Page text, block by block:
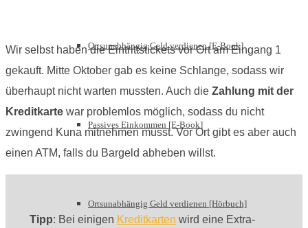
Ortsunabhängig Geld verdienen [E-Book]
Passives Einkommen [E-Book]
Ortsunabhängig Geld verdienen [Hörbuch]
Wir selbst haben die Eintrittstickets vor Ort am Eingang 1
gekauft. Mitte Oktober gab es keine Schlange, sodass wir
überhaupt nicht warten mussten. Auch die Zahlung mit der
Kreditkarte war problemlos möglich, sodass du nicht
zwingend Kuna mitnehmen musst. Vor Ort gibt es aber auch
einen ATM, falls du Bargeld abheben willst.
Tipp: Bei einigen Kreditkarten wird eine Extra-